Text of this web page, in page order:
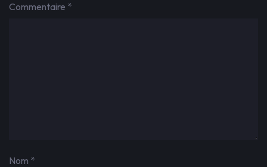
Commentaire *
Nom *